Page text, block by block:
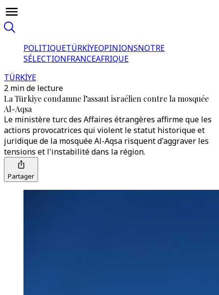
POLITIQUETÜRKİYEOPINIONSNOTRE
SÉLECTIONFRANCEAFRIQUE
TÜRKİYE
2 min de lecture
La Türkiye condamne l’assaut israélien contre la mosquée
Al-Aqsa
Le ministère turc des Affaires étrangères affirme que les
actions provocatrices qui violent le statut historique et
juridique de la mosquée Al-Aqsa risquent d'aggraver les
tensions et l'instabilité dans la région.
Partager